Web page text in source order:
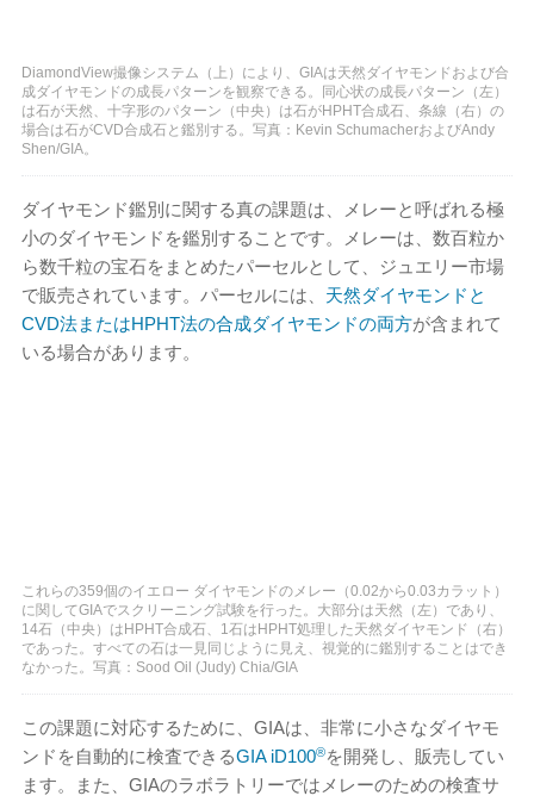
DiamondView撮像システム（上）により、GIAは天然ダイヤモンドおよび合
成ダイヤモンドの成長パターンを観察できる。同心状の成長パターン（左）
は石が天然、十字形のパターン（中央）は石がHPHT合成石、条線（右）の
場合は石がCVD合成石と鑑別する。写真：Kevin SchumacherおよびAndy
Shen/GIA。
ダイヤモンド鑑別に関する真の課題は、メレーと呼ばれる極
小のダイヤモンドを鑑別することです。メレーは、数百粒か
ら数千粒の宝石をまとめたパーセルとして、ジュエリー市場
で販売されています。パーセルには、 天然ダイヤモンドと
CVD法またはHPHT法の合成ダイヤモンドの両方が含まれて
いる場合があります。
これらの359個のイエロー ダイヤモンドのメレー（0.02から0.03カラット）
に関してGIAでスクリーニング試験を行った。大部分は天然（左）であり、
14石（中央）はHPHT合成石、1石はHPHT処理した天然ダイヤモンド（右）
であった。すべての石は一見同じように見え、視覚的に鑑別することはでき
なかった。写真：Sood Oil (Judy) Chia/GIA
この課題に対応するために、GIAは、非常に小さなダイヤモ
ンドを自動的に検査できるGIA iD100®を開発し、販売してい
ます。また、GIAのラボラトリーではメレーのための検査サ